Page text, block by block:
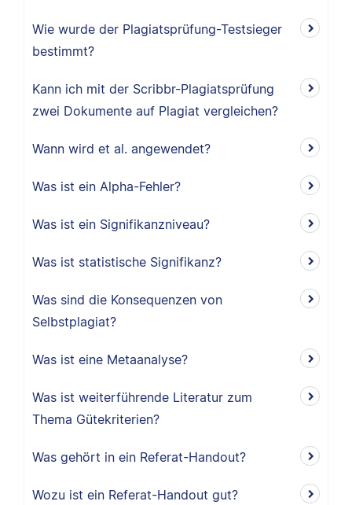
Wie wurde der Plagiatsprüfung-Testsieger
bestimmt?
Kann ich mit der Scribbr-Plagiatsprüfung
zwei Dokumente auf Plagiat vergleichen?
Wann wird et al. angewendet?
Was ist ein Alpha-Fehler?
Was ist ein Signifikanzniveau?
Was ist statistische Signifikanz?
Was sind die Konsequenzen von
Selbstplagiat?
Was ist eine Metaanalyse?
Was ist weiterführende Literatur zum
Thema Gütekriterien?
Was gehört in ein Referat-Handout?
Wozu ist ein Referat-Handout gut?